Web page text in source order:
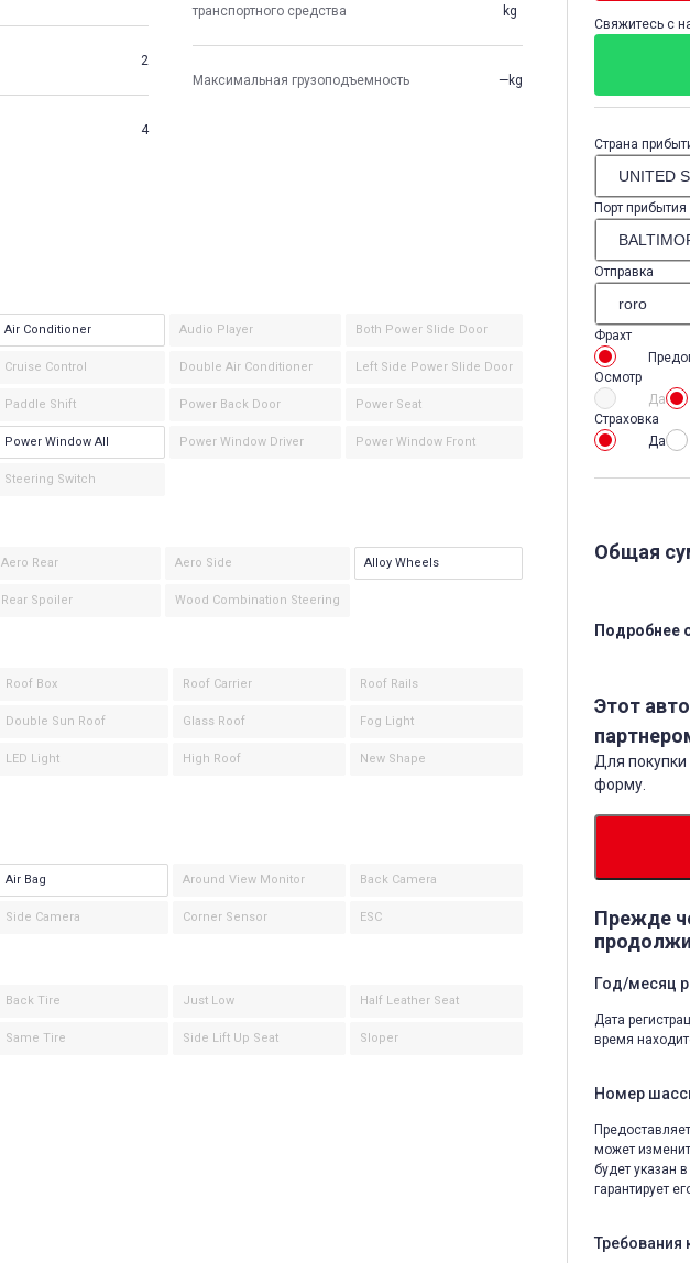
Свяжитесь с
Страна
Порт прибытия
Отправка
Фрахт
Осмотр
Да
Страховка
Да
Общая
Подробнее
Этот
Для покупки
форму.
Прежде
Год/месяц
Дата
время
Номер
может
будет указан
гарантирует
Требования
2
4
транспортного средства
kg
Максимальная грузоподъемность —kg
Air Conditioner Audio Player Both Power Slide Door
Cruise Control Double Air Conditioner Left Side Power Slide Door
Paddle Shift Power Back Door Power Seat
Power Window All Power Window Driver Power Window Front
Steering Switch
Aero Rear Aero Side Alloy Wheels
Rear Spoiler Wood Combination Steering
Roof Box Roof Carrier Roof Rails
Double Sun Roof Glass Roof Fog Light
LED Light High Roof New Shape
Air Bag Around View Monitor Back Camera
Side Camera Corner Sensor ESC
Back Tire Just Low Half Leather Seat
Same Tire Side Lift Up Seat Sloper